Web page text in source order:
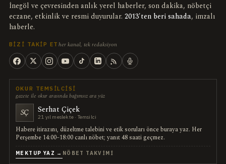
İnegöl ve çevresinden anlık yerel haberler, son dakika, nöbetçi
eczane, etkinlik ve resmi duyurular. 2013'ten beri sahada, imzalı
haberle.
BIZI TAKIP ET her kanal, tek redaksiyon
OKUR TEMSILCISI
gazete ile okur arasında bağımsız ara yüz
SÇ Serhat Çiçek
21 yıl meslekte · Temsilci
Habere itirazını, düzeltme talebini ve etik soruları önce buraya yaz. Her
Perşembe 14:00–18:00 canlı nöbet; yanıt 48 saati geçmez.
MEKTUP YAZ → NÖBET TAKVIMI